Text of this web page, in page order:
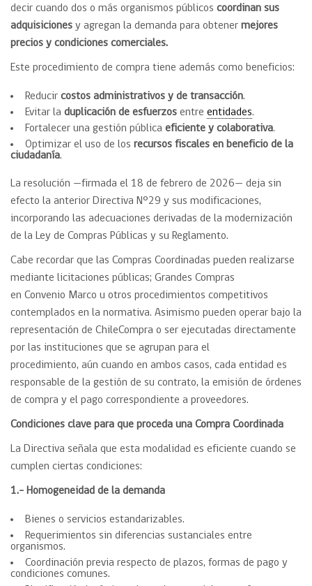
decir cuando dos o más organismos públicos coordinan sus
adquisiciones y agregan la demanda para obtener mejores
precios y condiciones comerciales.
Este procedimiento de compra tiene además como beneficios:
Reducir costos administrativos y de transacción.
Evitar la duplicación de esfuerzos entre entidades.
Fortalecer una gestión pública eficiente y colaborativa.
Optimizar el uso de los recursos fiscales en beneficio de la
ciudadanía.
La resolución —firmada el 18 de febrero de 2026— deja sin
efecto la anterior Directiva N°29 y sus modificaciones,
incorporando las adecuaciones derivadas de la modernización
de la Ley de Compras Públicas y su Reglamento.
Cabe recordar que las Compras Coordinadas pueden realizarse
mediante licitaciones públicas; Grandes Compras
en Convenio Marco u otros procedimientos competitivos
contemplados en la normativa. Asimismo pueden operar bajo la
representación de ChileCompra o ser ejecutadas directamente
por las instituciones que se agrupan para el
procedimiento, aún cuando en ambos casos, cada entidad es
responsable de la gestión de su contrato, la emisión de órdenes
de compra y el pago correspondiente a proveedores.
Condiciones clave para que proceda una Compra Coordinada
La Directiva señala que esta modalidad es eficiente cuando se
cumplen ciertas condiciones:
1.- Homogeneidad de la demanda
Bienes o servicios estandarizables.
Requerimientos sin diferencias sustanciales entre
organismos.
Coordinación previa respecto de plazos, formas de pago y
condiciones comunes.